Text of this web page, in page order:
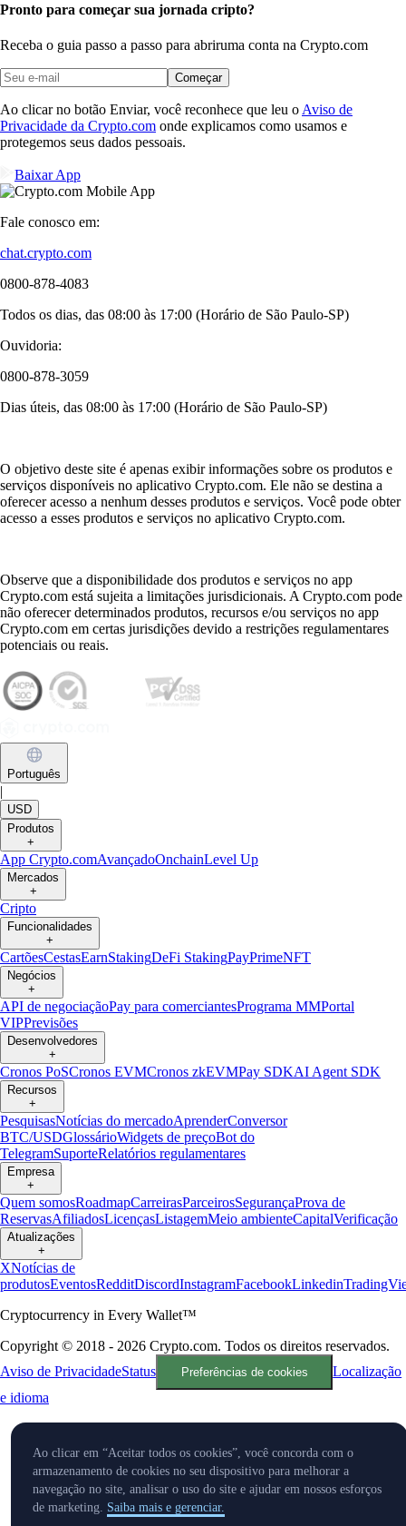
Pronto para começar sua jornada cripto?
Receba o guia passo a passo para abriruma conta na Crypto.com
Começar
Ao clicar no botão Enviar, você reconhece que leu o Aviso de
Privacidade da Crypto.com onde explicamos como usamos e
protegemos seus dados pessoais.
Baixar App
Fale conosco em:
chat.crypto.com
0800-878-4083
Todos os dias, das 08:00 às 17:00 (Horário de São Paulo-SP)
Ouvidoria:
0800-878-3059
Dias úteis, das 08:00 às 17:00 (Horário de São Paulo-SP)
O objetivo deste site é apenas exibir informações sobre os produtos e
serviços disponíveis no aplicativo Crypto.com. Ele não se destina a
oferecer acesso a nenhum desses produtos e serviços. Você pode obter
acesso a esses produtos e serviços no aplicativo Crypto.com.
Observe que a disponibilidade dos produtos e serviços no app
Crypto.com está sujeita a limitações jurisdicionais. A Crypto.com pode
não oferecer determinados produtos, recursos e/ou serviços no app
Crypto.com em certas jurisdições devido a restrições regulamentares
potenciais ou reais.
Português
|
USD
Produtos
+
App Crypto.comAvançadoOnchainLevel Up
Mercados
+
Cripto
Funcionalidades
+
CartõesCestasEarnStakingDeFi StakingPayPrimeNFT
Negócios
+
API de negociaçãoPay para comerciantesPrograma MMPortal
VIPPrevisões
Desenvolvedores
+
Cronos PoSCronos EVMCronos zkEVMPay SDKAI Agent SDK
Recursos
+
PesquisasNotícias do mercadoAprenderConversor
BTC/USDGlossárioWidgets de preçoBot do
TelegramSuporteRelatórios regulamentares
Empresa
+
Quem somosRoadmapCarreirasParceirosSegurançaProva de
ReservasAfiliadosLicençasListagemMeio ambienteCapitalVerificação
Atualizações
+
XNotícias de
produtosEventosRedditDiscordInstagramFacebookLinkedin
Cryptocurrency in Every Wallet™
Copyright © 2018 - 2026 Crypto.com. Todos os direitos reservados.
Aviso de PrivacidadeStatus Preferências de cookies
Localização
e idioma
Ao clicar em “Aceitar todos os cookies”, você concorda com o
armazenamento de cookies no seu dispositivo para melhorar a
navegação no site, analisar o uso do site e ajudar em nossos esforços
de marketing. Saiba mais e gerenciar.